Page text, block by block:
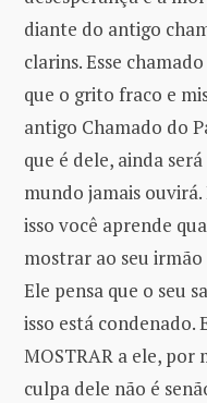
diante do antigo
clarins. Esse
que o grito fraco e
antigo Chamado do
que é dele, ainda
mundo jamais
isso você aprende
mostrar ao seu
Ele pensa que o seu
isso está condenado.
MOSTRAR a ele, por
culpa dele não é